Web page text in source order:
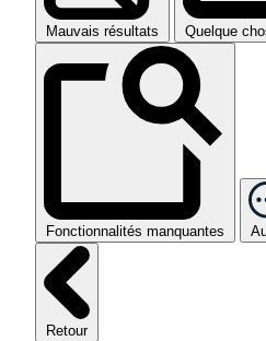
Mauvais résultats Quelque
Fonctionnalités manquantes
Retour